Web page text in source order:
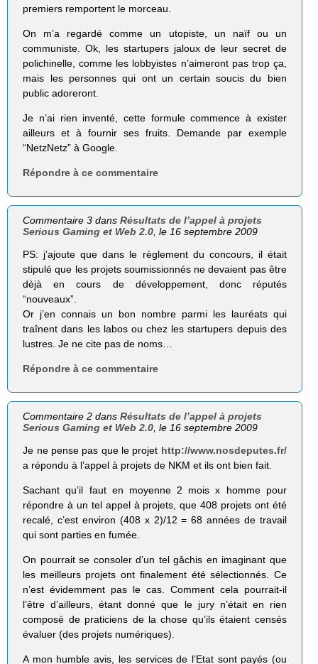
premiers remportent le morceau.
On m’a regardé comme un utopiste, un naïf ou un
communiste. Ok, les startupers jaloux de leur secret de
polichinelle, comme les lobbyistes n’aimeront pas trop ça,
mais les personnes qui ont un certain soucis du bien
public adoreront.
Je n’ai rien inventé, cette formule commence à exister
ailleurs et à fournir ses fruits. Demande par exemple
“NetzNetz” à Google.
Répondre à ce commentaire
Commentaire 3 dansRésultats de l’appel à projets
Serious Gaming et Web 2.0 , le 16 septembre 2009
PS: j’ajoute que dans le règlement du concours, il était
stipulé que les projets soumissionnés ne devaient pas être
dèjà en cours de développement, donc réputés
“nouveaux”.
Or j’en connais un bon nombre parmi les lauréats qui
traînent dans les labos ou chez les startupers depuis des
lustres. Je ne cite pas de noms…
Répondre à ce commentaire
Commentaire 2 dansRésultats de l’appel à projets
Serious Gaming et Web 2.0 , le 16 septembre 2009
Je ne pense pas que le projet http://www.nosdeputes.fr/
a répondu à l’appel à projets de NKM et ils ont bien fait.
Sachant qu’il faut en moyenne 2 mois x homme pour
répondre à un tel appel à projets, que 408 projets ont été
recalé, c’est environ (408 x 2)/12 = 68 années de travail
qui sont parties en fumée.
On pourrait se consoler d’un tel gâchis en imaginant que
les meilleurs projets ont finalement été sélectionnés. Ce
n’est évidemment pas le cas. Comment cela pourrait-il
l’être d’ailleurs, étant donné que le jury n’était en rien
composé de praticiens de la chose qu’ils étaient censés
évaluer (des projets numériques).
A mon humble avis, les services de l’Etat sont payés (ou